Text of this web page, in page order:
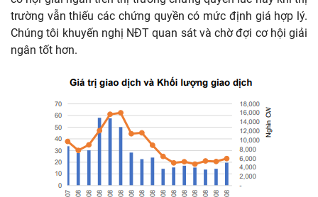
trường vẫn thiếu các chứng quyền có mức định giá hợp lý.
Chúng tôi khuyến nghị NĐT quan sát và chờ đợi cơ hội giải
ngân tốt hơn.